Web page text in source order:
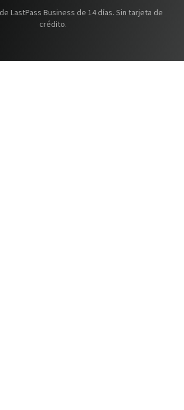
LastPass Business de 14 días. Sin tarjeta de
crédito.